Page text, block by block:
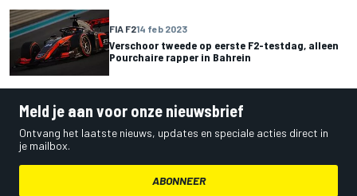
FIA F214 feb 2023
Verschoor tweede op eerste F2-testdag, alleen
Pourchaire rapper in Bahrein
Meld je aan voor onze nieuwsbrief
Ontvang het laatste nieuws, updates en speciale acties direct in
je mailbox.
ABONNEER